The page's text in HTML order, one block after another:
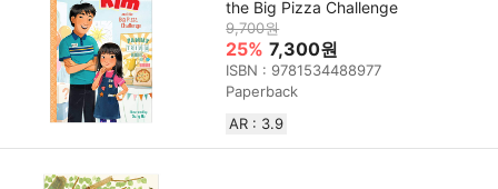
the Big Pizza Challenge
9,700원
25% 7,300원
ISBN : 9781534488977
Paperback
AR : 3.9